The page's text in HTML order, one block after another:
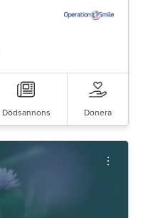
Dödsannons Donera